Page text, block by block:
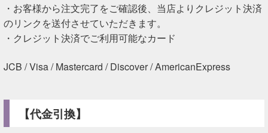
・お客様から注文完了をご確認後、当店よりクレジット決済
のリンクを送付させていただきます。
・クレジット決済でご利用可能なカード
JCB / Visa / Mastercard / Discover / AmericanExpress
【代金引換】